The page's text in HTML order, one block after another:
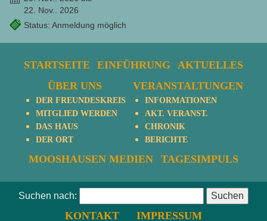
22. Nov.. 2026
Status: Anmeldung möglich
STARTSEITE EINFÜHRUNG
AKTUELLES
ÜBER UNS
DER FREUNDESKREIS
MITGLIED WERDEN
DAS HAUS
DER ORT
VERANSTALTUNGEN
INFORMATIONEN
AKT. VERANST.
CHRONIK
BERICHTE
MOOSHAUSEN MEDIEN TAGESIMPULS
Suchen nach:
KONTAKT IMPRESSUM